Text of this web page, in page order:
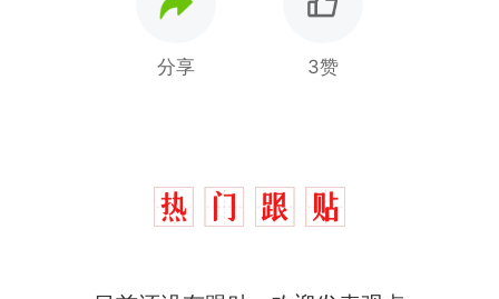
分享 3赞
热
十多万人报名的考试，成绩